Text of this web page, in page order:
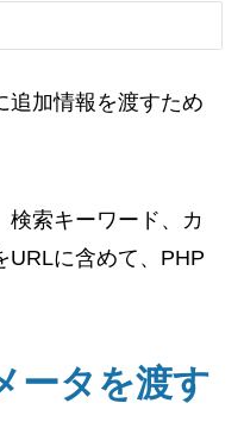
追加情報を渡すため
検索キーワード、カ
URLに含めて、PHP
ータを渡す